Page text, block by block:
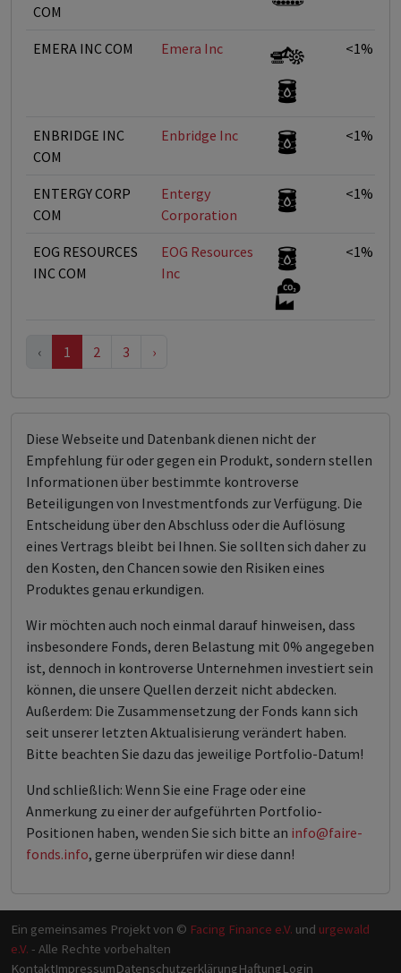
COM
EMERA INC COM Emera Inc <1%
ENBRIDGE INC
COM
Enbridge Inc <1%
ENTERGY CORP
COM
Entergy
Corporation
<1%
EOG RESOURCES
INC COM
EOG Resources
Inc
<1%
‹ 1 2 3 ›
Diese Webseite und Datenbank dienen nicht der
Empfehlung für oder gegen ein Produkt, sondern stellen
Informationen über bestimmte kontroverse
Beteiligungen von Investmentfonds zur Verfügung. Die
Entscheidung über den Abschluss oder die Auflösung
eines Vertrags bleibt bei Ihnen. Sie sollten sich daher zu
den Kosten, den Chancen sowie den Risiken eines
Produktes genau erkundigen.
Wir möchten auch noch einmal darauf hinweisen, dass
insbesondere Fonds, deren Belastung mit 0% angegeben
ist, dennoch in kontroverse Unternehmen investiert sein
können, die unsere Quellen derzeit nicht abdecken.
Außerdem: Die Zusammensetzung der Fonds kann sich
seit unserer letzten Aktualisierung verändert haben.
Bitte beachten Sie dazu das jeweilige Portfolio-Datum!
Und schließlich: Wenn Sie eine Frage oder eine
Anmerkung zu einer der aufgeführten Portfolio-
Positionen haben, wenden Sie sich bitte an info@faire-
fonds.info, gerne überprüfen wir diese dann!
Ein gemeinsames Projekt von © Facing Finance e.V. und urgewald
e.V. - Alle Rechte vorbehalten
KontaktImpressumDatenschutzerklärungHaftungLogin